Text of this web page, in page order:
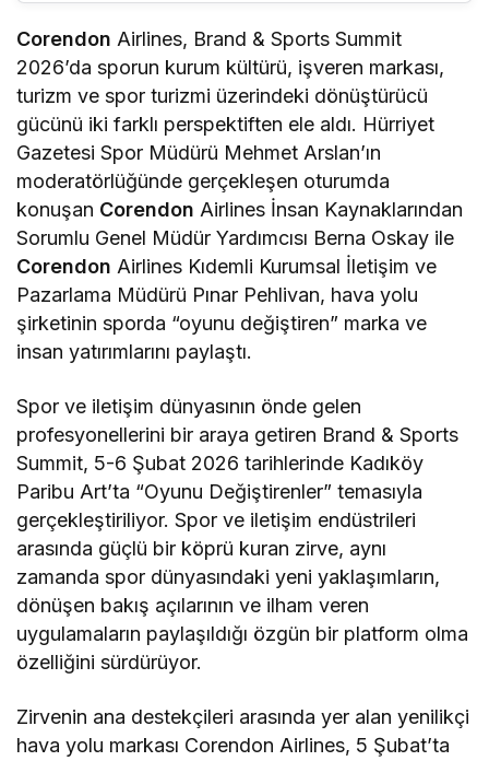
Corendon Airlines, Brand & Sports Summit
2026’da sporun kurum kültürü, işveren markası,
turizm ve spor turizmi üzerindeki dönüştürücü
gücünü iki farklı perspektiften ele aldı. Hürriyet
Gazetesi Spor Müdürü Mehmet Arslan’ın
moderatörlüğünde gerçekleşen oturumda
konuşan Corendon Airlines İnsan Kaynaklarından
Sorumlu Genel Müdür Yardımcısı Berna Oskay ile
Corendon Airlines Kıdemli Kurumsal İletişim ve
Pazarlama Müdürü Pınar Pehlivan, hava yolu
şirketinin sporda “oyunu değiştiren” marka ve
insan yatırımlarını paylaştı.
Spor ve iletişim dünyasının önde gelen
profesyonellerini bir araya getiren Brand & Sports
Summit, 5-6 Şubat 2026 tarihlerinde Kadıköy
Paribu Art’ta “Oyunu Değiştirenler” temasıyla
gerçekleştiriliyor. Spor ve iletişim endüstrileri
arasında güçlü bir köprü kuran zirve, aynı
zamanda spor dünyasındaki yeni yaklaşımların,
dönüşen bakış açılarının ve ilham veren
uygulamaların paylaşıldığı özgün bir platform olma
özelliğini sürdürüyor.
Zirvenin ana destekçileri arasında yer alan yenilikçi
hava yolu markası Corendon Airlines, 5 Şubat’ta